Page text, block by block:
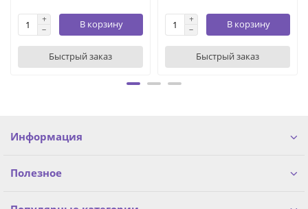
В корзину
Быстрый заказ
В корзину
Быстрый заказ
Информация
Полезное